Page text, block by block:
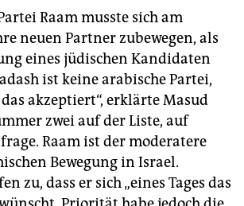
Raam musste sich am
neuen Partner zubewegen, als
eines jüdischen Kandidaten
ist keine arabische Partei,
akzeptiert“, erklärte Masud
zwei auf der Liste, auf
Raam ist der moderatere
Bewegung in Israel.
zu, dass er sich „eines Tages das